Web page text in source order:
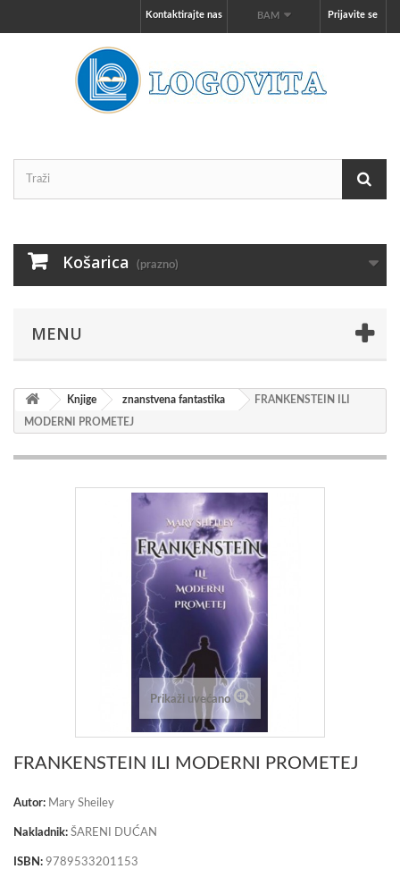
Prijavite se
BAM
Kontaktirajte nas
Košarica (prazno)
MENU
Knjige znanstvena fantastika FRANKENSTEIN ILI
MODERNI PROMETEJ
Prikaži uvećano
FRANKENSTEIN ILI MODERNI PROMETEJ
Autor: Mary Sheiley
Nakladnik: ŠARENI DUĆAN
ISBN: 9789533201153